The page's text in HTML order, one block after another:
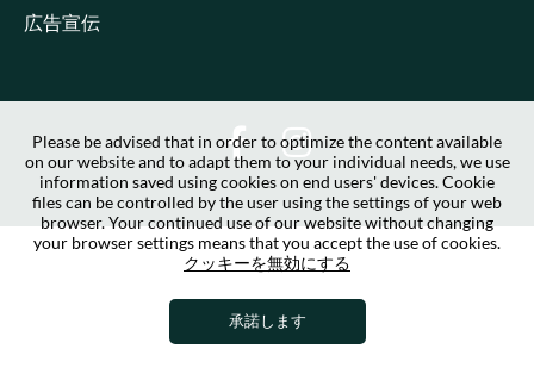
広告宣伝
Please be advised that in order to optimize the content available
on our website and to adapt them to your individual needs, we use
information saved using cookies on end users' devices. Cookie
files can be controlled by the user using the settings of your web
browser. Your continued use of our website without changing
your browser settings means that you accept the use of cookies.
クッキーを無効にする
承諾します